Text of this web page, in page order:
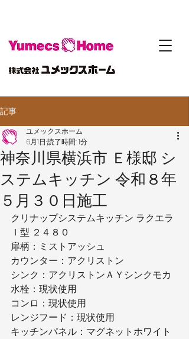
記事
神奈川県横浜市 Ｅ様邸 シ
ステムキッチン 令和８年
５月３０日施工
ユメックスホーム
6月1日 読了時間: 1分
クリナップシステムキッチン ラクエラ
Ｉ型 ２４８０
扉柄：ミストアッシュ
カウンター：アクリストン
シンク：アクリストンＡＹシンクモカ
水栓：現状使用
コンロ：現状使用
レンジフード：現状使用
キッチンパネル：マグネットホワイト